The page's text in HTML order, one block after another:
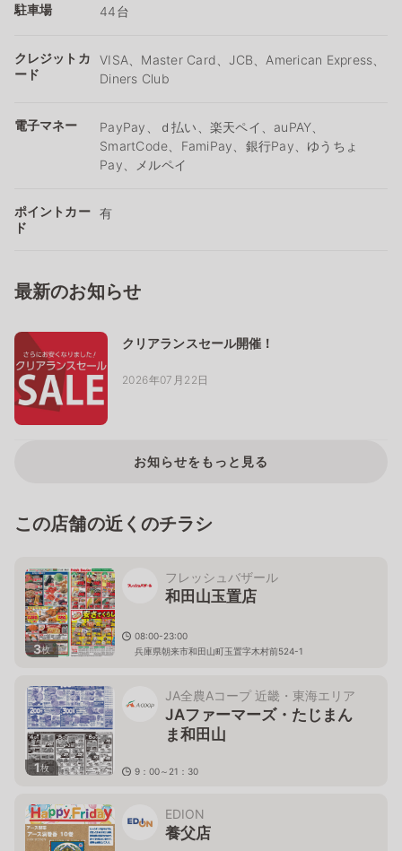
駐車場 44台
クレジットカ
ード
VISA、Master Card、JCB、American Express、
Diners Club
電子マネー
PayPay、ｄ払い、楽天ペイ、auPAY、
SmartCode、FamiPay、銀行Pay、ゆうちょ
Pay、メルペイ
ポイントカー
ド
有
最新のお知らせ
クリアランスセール開催！
2026年07月22日
お知らせをもっと見る
この店舗の近くのチラシ
3枚
フレッシュバザール
和田山玉置店
08:00-23:00
兵庫県朝来市和田山町玉置字木村前524-1
1枚
JA全農Aコープ 近畿・東海エリア
JAファーマーズ・たじまん
ま和田山
9：00～21：30
EDION
養父店